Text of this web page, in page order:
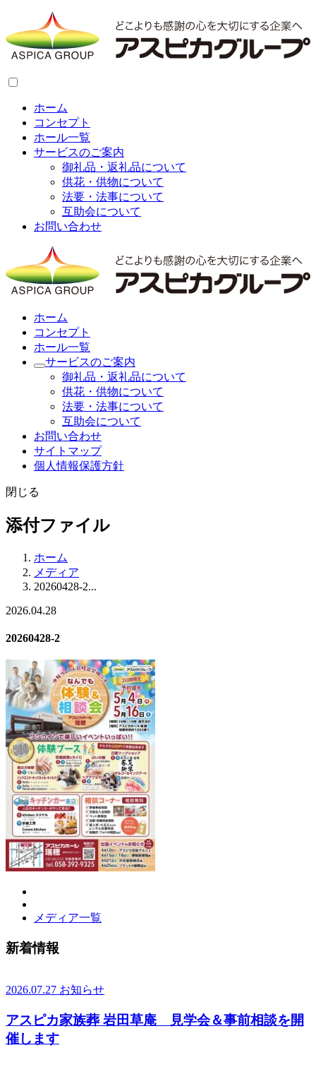
ホーム
コンセプト
ホール一覧
サービスのご案内
御礼品・返礼品について
供花・供物について
法要・法事について
互助会について
お問い合わせ
ホーム
コンセプト
ホール一覧
サービスのご案内
御礼品・返礼品について
供花・供物について
法要・法事について
互助会について
お問い合わせ
サイトマップ
個人情報保護方針
閉じる
添付ファイル
ホーム
メディア
20260428-2...
2026.04.28
20260428-2
メディア一覧
新着情報
2026.07.27 お知らせ
アスピカ家族葬 岩田草庵 見学会＆事前相談を開
催します